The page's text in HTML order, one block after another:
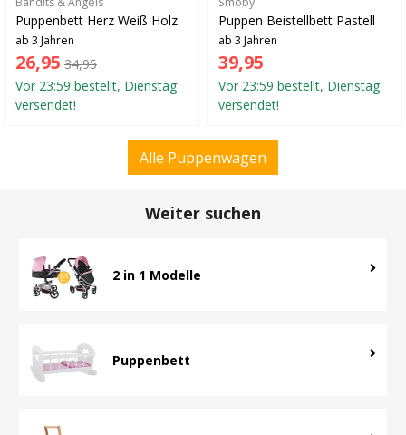
Puppenbett Herz Weiß Holz
ab 3 Jahren
26,95 34,95
Vor 23:59 bestellt, Dienstag
versendet!
Puppen Beistellbett Pastell
ab 3 Jahren
39,95
Vor 23:59 bestellt, Dienstag
versendet!
Alle Puppenwagen
Weiter suchen
2 in 1 Modelle
Puppenbett